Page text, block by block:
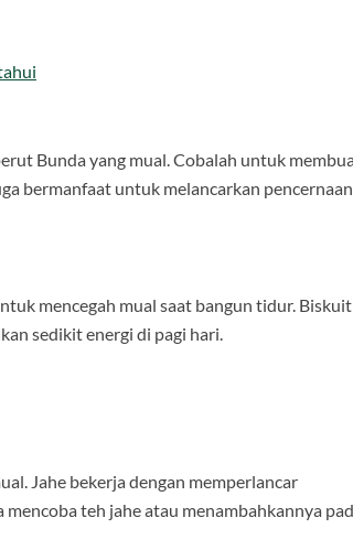
Bunda yang mual. Cobalah untuk
bermanfaat untuk melancarkan pencernaan
mencegah mual saat bangun tidur. Biskuit
sedikit energi di pagi hari.
Jahe bekerja dengan memperlancar
teh jahe atau menambahkannya